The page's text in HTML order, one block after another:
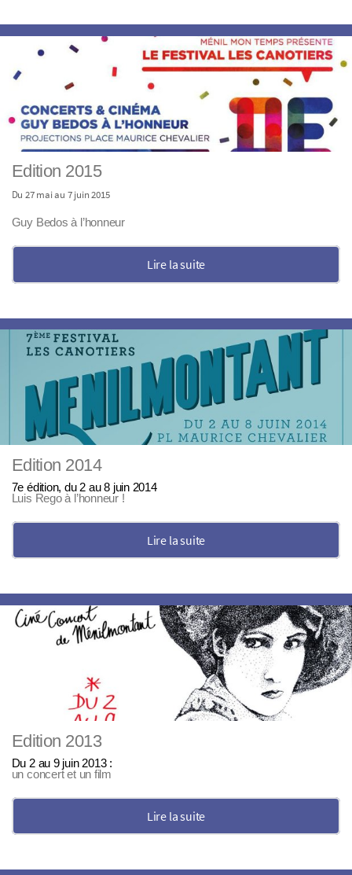
Edition 2015
Du 27 mai au 7 juin 2015
Guy Bedos à l’honneur
Lire la suite
Edition 2014
7e édition, du 2 au 8 juin 2014
Luis Rego à l’honneur !
Lire la suite
Edition 2013
Du 2 au 9 juin 2013 :
un concert et un film
Lire la suite